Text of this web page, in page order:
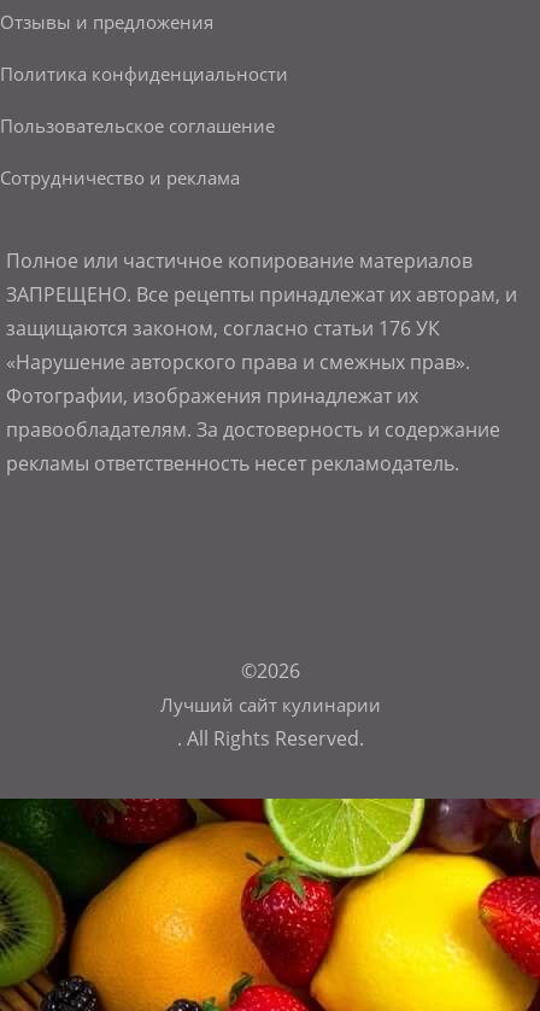
Отзывы и предложения
Политика конфиденциальности
Пользовательское соглашение
Сотрудничество и реклама
Полное или частичное копирование материалов
ЗАПРЕЩЕНО. Все рецепты принадлежат их авторам, и
защищаются законом, согласно статьи 176 УК
«Нарушение авторского права и смежных прав».
Фотографии, изображения принадлежат их
правообладателям. За достоверность и содержание
рекламы ответственность несет рекламодатель.
©2026
Лучший сайт кулинарии
. All Rights Reserved.